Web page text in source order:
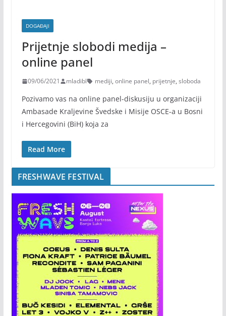
DOGAĐAJI
Prijetnje slobodi medija –
online panel
09/06/2021 mladibl mediji, online panel, prijetnje, sloboda
Pozivamo vas na online panel-diskusiju u organizaciji
Ambasade Kraljevine Švedske i Misije OSCE-a u Bosni
i Hercegovini (BiH) koja za
Read More
FRESHWAVE FESTIVAL